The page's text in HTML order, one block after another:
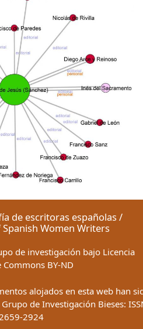
de escritoras españolas /
Women Writers
de investigación bajo Licencia
Commons BY-ND
alojados en esta web han
de Investigación Bieses:
2659-2924